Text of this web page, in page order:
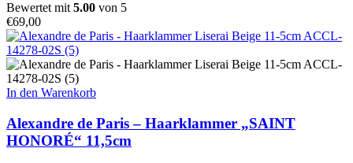
Bewertet mit 5.00 von 5
€69,00
In den Warenkorb
Alexandre de Paris – Haarklammer „SAINT
HONORÉ“ 11,5cm